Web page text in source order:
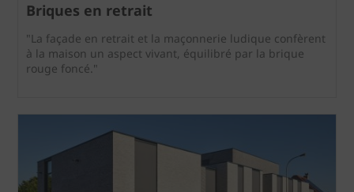
Briques en retrait
"La façade en retrait et la maçonnerie ludique confèrent
à la maison un aspect vivant, équilibré par la brique
rouge foncé."